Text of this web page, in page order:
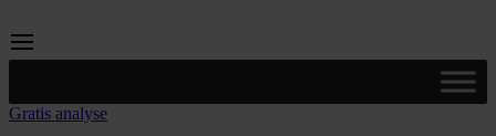
til
indhold
Gratis analyse